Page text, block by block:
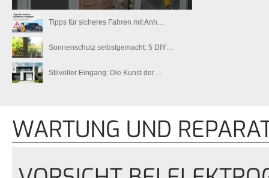
Tipps für sicheres Fahren mit Anh…
Sonnenschutz selbstgemacht: 5 DIY…
Stilvoller Eingang: Die Kunst der…
WARTUNG UND